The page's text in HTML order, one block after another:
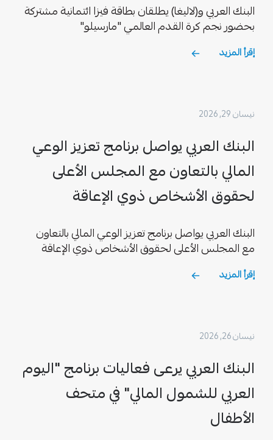
البنك العربي و(لاليغا) يطلقان بطاقة فيزا ائتمانية مشتركة
بحضور نجم كرة القدم العالمي "مارسيلو"
إقرأ المزيد
نيسان 29, 2026
البنك العربي يواصل برنامج تعزيز الوعي
المالي بالتعاون مع المجلس الأعلى
لحقوق الأشخاص ذوي الإعاقة
البنك العربي يواصل برنامج تعزيز الوعي المالي بالتعاون
مع المجلس الأعلى لحقوق الأشخاص ذوي الإعاقة
إقرأ المزيد
نيسان 26, 2026
البنك العربي يرعى فعاليات برنامج "اليوم
العربي للشمول المالي" في متحف
الأطفال